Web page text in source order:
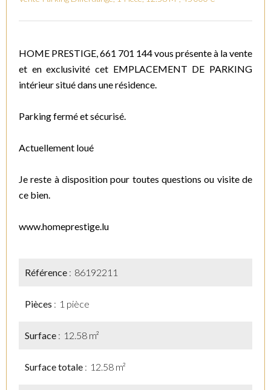
HOME PRESTIGE, 661 701 144 vous présente à la vente
et en exclusivité cet EMPLACEMENT DE PARKING
intérieur situé dans une résidence.
Parking fermé et sécurisé.
Actuellement loué
Je reste à disposition pour toutes questions ou visite de
ce bien.
www.homeprestige.lu
Référence 86192211
Pièces 1 pièce
Surface 12.58 m²
Surface totale 12.58 m²